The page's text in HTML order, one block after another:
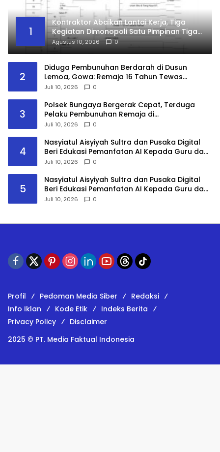
1
Kontraktor Abaikan Lantai Kerja, Tiga
Kegiatan Dimonopoli Satu Pimpinan Tiga
Perusahaan, Kasudin PUPR Jakut Siap-
Siap Diperiksa APH
Agustus 10, 2026 0
2
Diduga Pembunuhan Berdarah di Dusun
Lemoa, Gowa: Remaja 16 Tahun Tewas
dengan Dua Luka, Pelaku Masih Diburu Polisi
Juli 10, 2026 0
3
Polsek Bungaya Bergerak Cepat, Terduga
Pelaku Pembunuhan Remaja di
Bontolempangan Diamankan Kurang dari 24
Juli 10, 2026 0
4
Nasyiatul Aisyiyah Sultra dan Pusaka Digital
Beri Edukasi Pemanfatan AI Kepada Guru dan
Mahasiswa PPG
Juli 10, 2026 0
5
Nasyiatul Aisyiyah Sultra dan Pusaka Digital
Beri Edukasi Pemanfatan AI Kepada Guru dan
Mahasiswa PPG
Juli 10, 2026 0
Profil Pedoman Media Siber
Redaksi
Info Iklan
Kode Etik
Indeks Berita
Privacy Policy
Disclaimer
2025 © PT. Media Faktual Indonesia